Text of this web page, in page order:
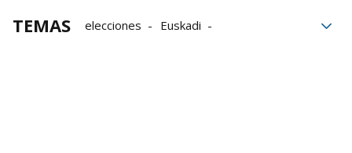
TEMAS elecciones
Euskadi